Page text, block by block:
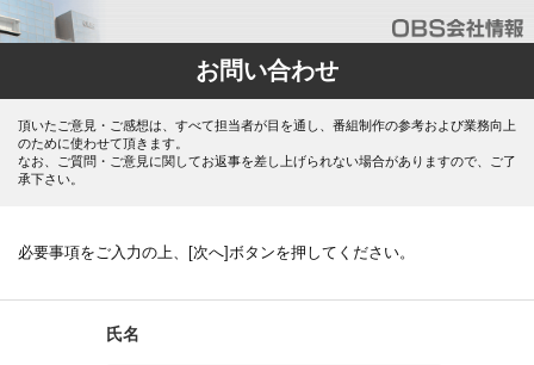
お問い合わせ
頂いたご意見・ご感想は、すべて担当者が目を通し、番組制作の参考および業務向上
のために使わせて頂きます。
なお、ご質問・ご意見に関してお返事を差し上げられない場合がありますので、ご了
承下さい。
必要事項をご入力の上、[次へ]ボタンを押してください。
氏名